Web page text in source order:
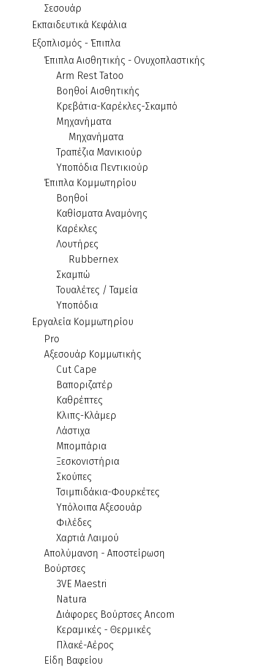
Σεσουάρ
Εκπαιδευτικά Κεφάλια
Εξοπλισμός - Έπιπλα
Έπιπλα Αισθητικής - Ονυχοπλαστικής
Arm Rest Tatoo
Βοηθοί Αισθητικής
Κρεβάτια-Καρέκλες-Σκαμπό
Μηχανήματα
Μηχανήματα
Τραπέζια Μανικιούρ
Υποπόδια Πεντικιούρ
Έπιπλα Κομμωτηρίου
Βοηθοί
Καθίσματα Αναμόνης
Καρέκλες
Λουτήρες
Rubbernex
Σκαμπώ
Τουαλέτες / Ταμεία
Υποπόδια
Εργαλεία Κομμωτηρίου
Pro
Αξεσουάρ Κομμωτικής
Cut Cape
Βαποριζατέρ
Καθρέπτες
Κλιπς-Κλάμερ
Λάστιχα
Μπομπάρια
Ξεσκονιστήρια
Σκούπες
Τσιμπιδάκια-Φουρκέτες
Υπόλοιπα Αξεσουάρ
Φιλέδες
Χαρτιά Λαιμού
Απολύμανση - Αποστείρωση
Βούρτσες
3VE Maestri
Natura
Διάφορες Βούρτσες Ancom
Κεραμικές - Θερμικές
Πλακέ-Αέρος
Είδη Βαφείου